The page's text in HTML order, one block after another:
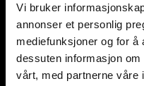
Vi bruker
annonser et personlig
mediefunksjoner og for å
dessuten informasjon
vårt, med partnerne våre
Kortspill & samlekort
KPOP & musikk
LEGO
Manga
Merchandise & effekter